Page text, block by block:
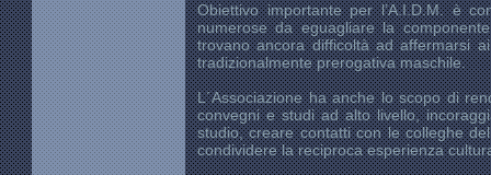
Obiettivo importante per l’A.I.D.M. è
numerose da eguagliare la
trovano ancora difficoltà ad affermarsi
tradizionalmente prerogativa maschile.
L´Associazione ha anche lo scopo di
convegni e studi ad alto livello,
studio, creare contatti con le colleghe
condividere la reciproca esperienza